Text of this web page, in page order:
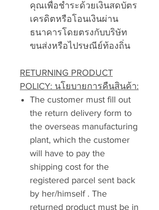
คุณเพื่อชำระด้วยเงินสดบัตร
เครดิตหรือโอนเงินผ่าน
ธนาคารโดยตรงกับบริษัท
ขนส่งหรือไปรษณีย์ท้องถิ่น
RETURNING PRODUCT
POLICY: นโยบายการคืนสินค้า:
The customer must fill out
the return delivery form to
the overseas manufacturing
plant, which the customer
will have to pay the
shipping cost for the
registered parcel sent back
by her/himself . The
returned product must be in